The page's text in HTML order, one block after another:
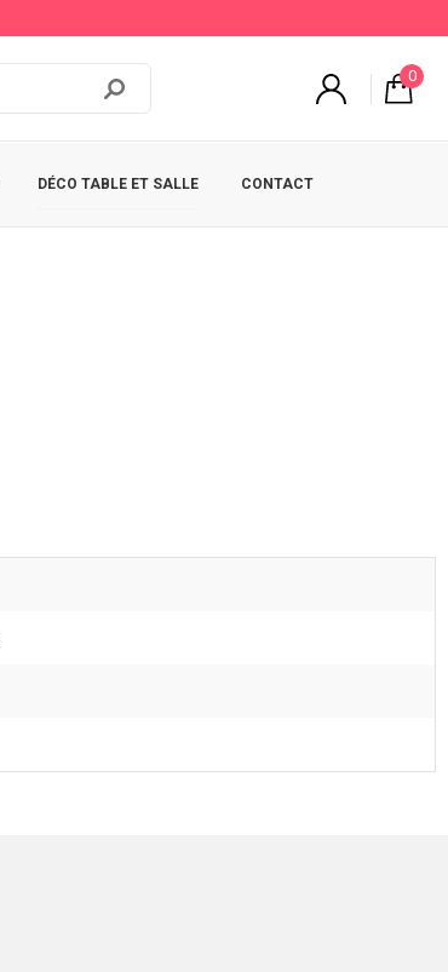
0
DÉCO TABLE ET SALLE CONTACT